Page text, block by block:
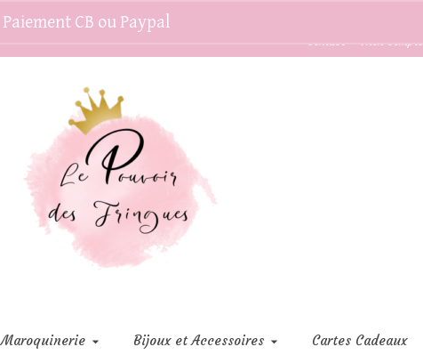
Paiement CB ou Paypal
Contact Mon compte
Maroquinerie Bijoux et Accessoires Cartes Cadeaux